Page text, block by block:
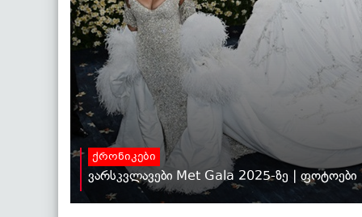
ქრონიკები
ვარსკვლავები Met Gala 2025-ზე | ფოტოები